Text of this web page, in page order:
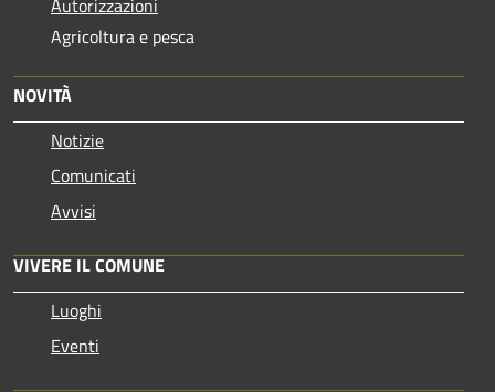
Agricoltura e pesca
NOVITÀ
Notizie
Comunicati
Avvisi
VIVERE IL COMUNE
Luoghi
Eventi